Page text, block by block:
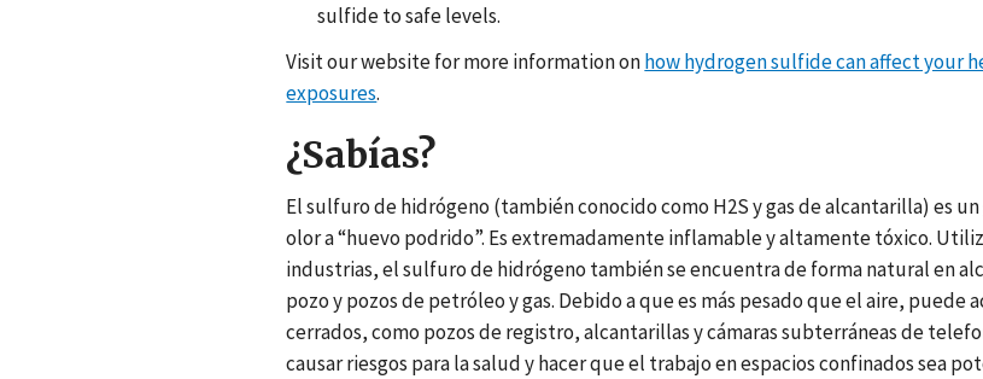
sulfide to safe levels.
Visit our website for more information onhow hydrogen sulfide can affect your
exposures.
¿Sabías?
El sulfuro de hidrógeno (también conocido como H2S y gas de alcantarilla) es
olor a “huevo podrido”. Es extremadamente inflamable y altamente tóxico.
industrias, el sulfuro de hidrógeno también se encuentra de forma natural en
pozo y pozos de petróleo y gas. Debido a que es más pesado que el aire, puede
cerrados, como pozos de registro, alcantarillas y cámaras subterráneas de
causar riesgos para la salud y hacer que el trabajo en espacios confinados sea